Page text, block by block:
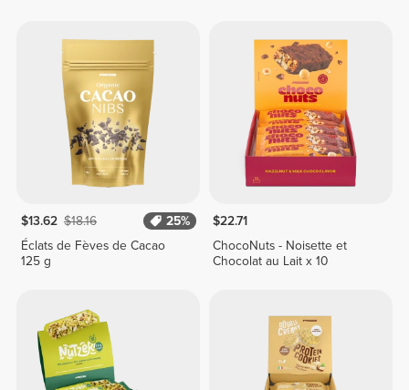
$13.62 $18.16
25%
Éclats de Fèves de Cacao
125 g
$22.71
ChocoNuts - Noisette et
Chocolat au Lait x 10